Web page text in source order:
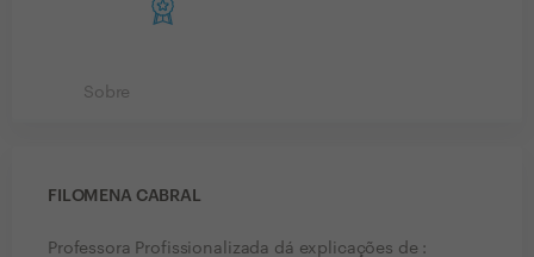
Sobre
FILOMENA CABRAL
Professora Profissionalizada dá explicações de :